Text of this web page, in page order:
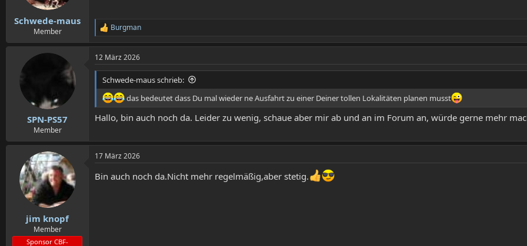
Schwede-maus
Member
R
a
k
t
o
n
e
n
Burgman
SPN-PS57
Member
12 März 2026
Schwede-maus schrieb:
das bedeutet dass Du mal wieder ne Ausfahrt zu einer Deiner tollen Lokalitäten planen musst
Hallo, bin auch noch da. Leider zu wenig, schaue aber mir ab und an im Forum an, würde gerne mehr
jim knopf
Member
Sponsor CBF-
17 März 2026
Bin auch noch da.Nicht mehr regelmäßig,aber stetig.